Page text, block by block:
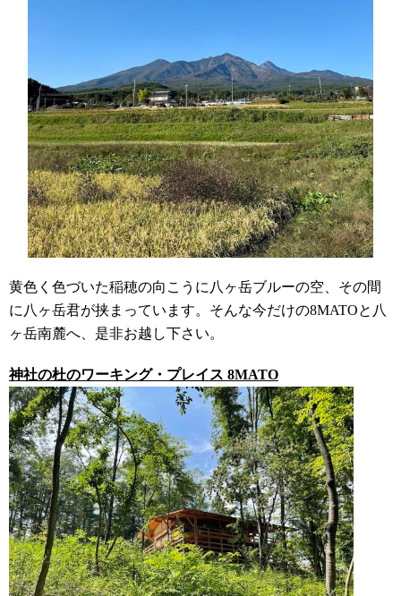
黄色く色づいた稲穂の向こうに八ヶ岳ブルーの空、その間
に八ヶ岳君が挟まっています。そんな今だけの8MATOと八
ヶ岳南麓へ、是非お越し下さい。
神社の杜のワーキング・プレイス 8MATO